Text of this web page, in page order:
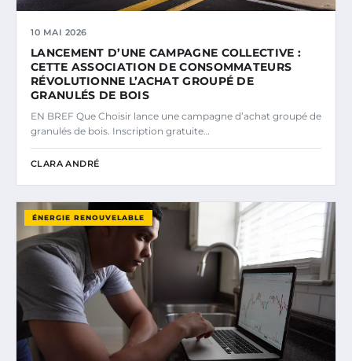
10 MAI 2026
LANCEMENT D’UNE CAMPAGNE COLLECTIVE :
CETTE ASSOCIATION DE CONSOMMATEURS
RÉVOLUTIONNE L’ACHAT GROUPÉ DE
GRANULÉS DE BOIS
EN BREF Que Choisir lance une campagne d’achat groupé de
granulés de bois. Inscription gratuite…
CLARA ANDRÉ
ÉNERGIE RENOUVELABLE